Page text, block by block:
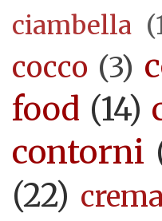
ciambella
cocco (3)
food (14)
contorni
(22)